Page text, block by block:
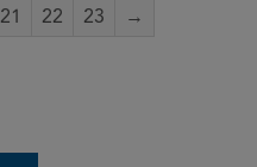
21 22 23 →